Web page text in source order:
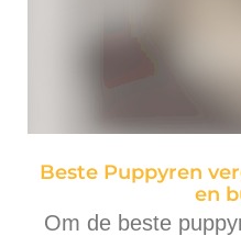
Beste Puppyren
en
Om de beste